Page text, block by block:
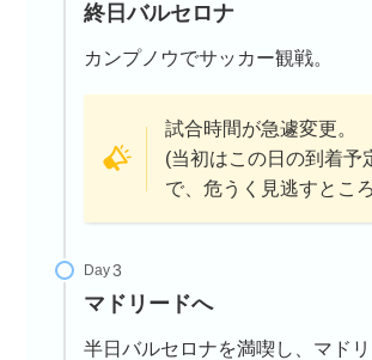
終日バルセロナ
カンプノウでサッカー観戦。
試合時間が急遽変更。
(当初はこの日の到着予
で、危うく見逃すとこ
Day
マドリードへ
半日バルセロナを満喫し、マド